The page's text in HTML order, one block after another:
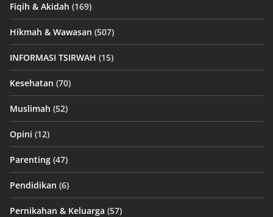
Fiqih & Akidah (169)
Hikmah & Wawasan (507)
INFORMASI TSIRWAH (15)
Kesehatan (70)
Muslimah (52)
Opini (12)
Parenting (47)
Pendidikan (6)
Pernikahan & Keluarga (57)